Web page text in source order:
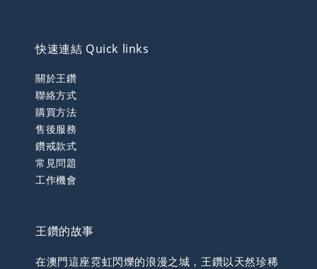
快速連結 Quick links
關於王鑽
聯絡方式
購買方法
售後服務
鑽戒款式
常見問題
工作機會
王鑽的故事
在澳門這座霓虹閃爍的浪漫之城，王鑽以天然珍稀